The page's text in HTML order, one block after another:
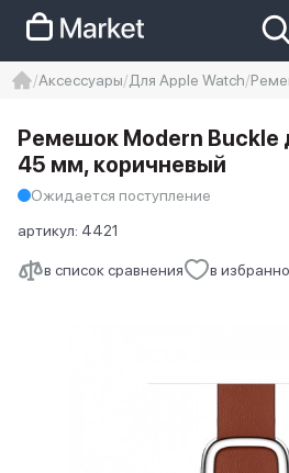
Iphone 14 pro max
айфон 14
Аксессуары Для Apple Watch
в список сравнения в
Ремешок Modern Buckle
45 мм, коричневый
Ожидается поступление
артикул: 4421